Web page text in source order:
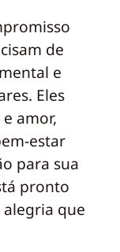
de
e
Eles
amor,
estar
para sua
pronto
que